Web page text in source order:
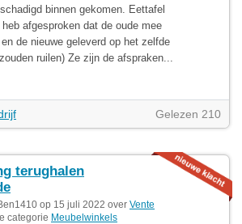
binnen gekomen. Eettafel
afgesproken dat de oude mee
de nieuwe geleverd op het zelfde
ruilen) Ze zijn de afspraken...
Gelezen 210
terughalen
op 15 juli 2022 over Vente
categorie Meubelwinkels